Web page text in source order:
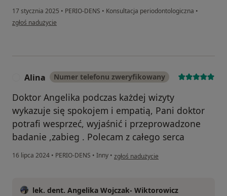
17 stycznia 2025 • PERIO-DENS • Konsultacja periodontologiczna •
w opinii użytkownika Marek
zgłoś nadużycie
Alina Numer telefonu zweryfikowany
Doktor Angelika podczas każdej wizyty
wykazuje się spokojem i empatią, Pani doktor
potrafi wesprzeć, wyjaśnić i przeprowadzone
badanie ,zabieg . Polecam z całego serca
16 lipca 2024 • PERIO-DENS • Inny • w opinii użytkownika Alina
zgłoś nadużycie
lek. dent. Angelika Wojczak- Wiktorowicz